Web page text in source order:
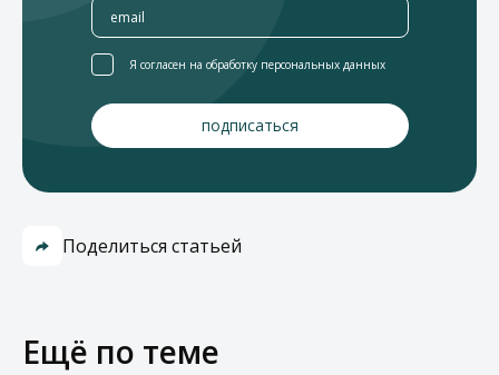
Я согласен на обработку персональных данных
Поделиться статьей
Ещё по теме